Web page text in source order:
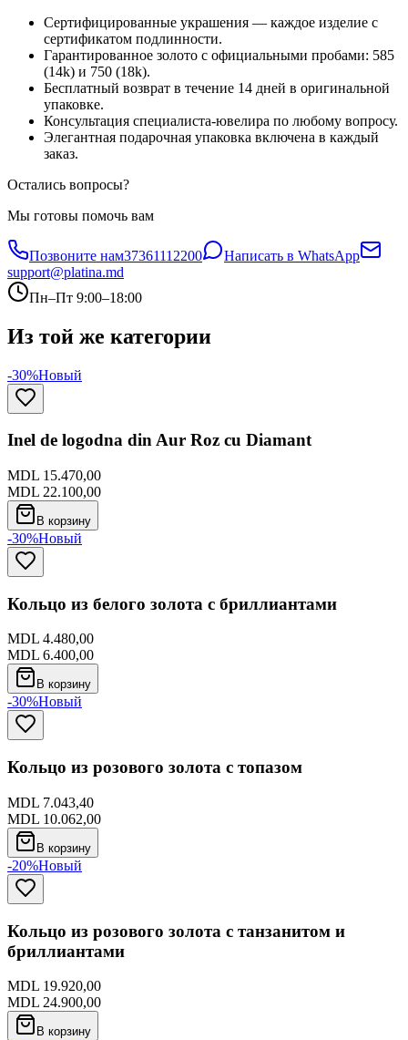
Сертифицированные украшения — каждое изделие с
сертификатом подлинности.
Гарантированное золото с официальными пробами: 585
(14k) и 750 (18k).
Бесплатный возврат в течение 14 дней в оригинальной
упаковке.
Консультация специалиста-ювелира по любому вопросу.
Элегантная подарочная упаковка включена в каждый
заказ.
Остались вопросы?
Мы готовы помочь вам
Позвоните нам37361112200
Написать в WhatsApp
support@platina.md
Пн–Пт 9:00–18:00
Из той же категории
-30%Новый
Inel de logodna din Aur Roz cu Diamant
MDL 15.470,00
MDL 22.100,00
В корзину
-30%Новый
Кольцо из белого золота с бриллиантами
MDL 4.480,00
MDL 6.400,00
В корзину
-30%Новый
Кольцо из розового золота с топазом
MDL 7.043,40
MDL 10.062,00
В корзину
-20%Новый
Кольцо из розового золота с танзанитом и
бриллиантами
MDL 19.920,00
MDL 24.900,00
В корзину